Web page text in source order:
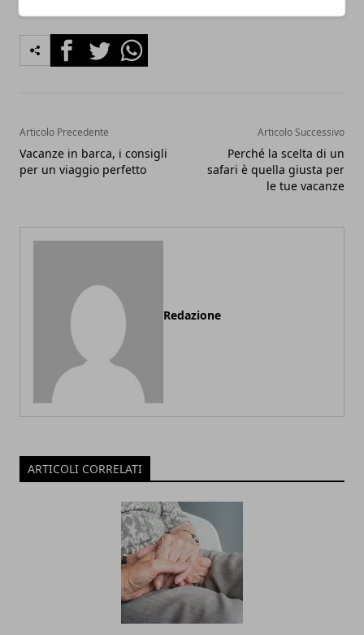
FacebookTwitterWhatsapp
Articolo Precedente
Vacanze in barca, i consigli
per un viaggio perfetto
Articolo Successivo
Perché la scelta di un
safari è quella giusta per
le tue vacanze
Redazione
ARTICOLI CORRELATI